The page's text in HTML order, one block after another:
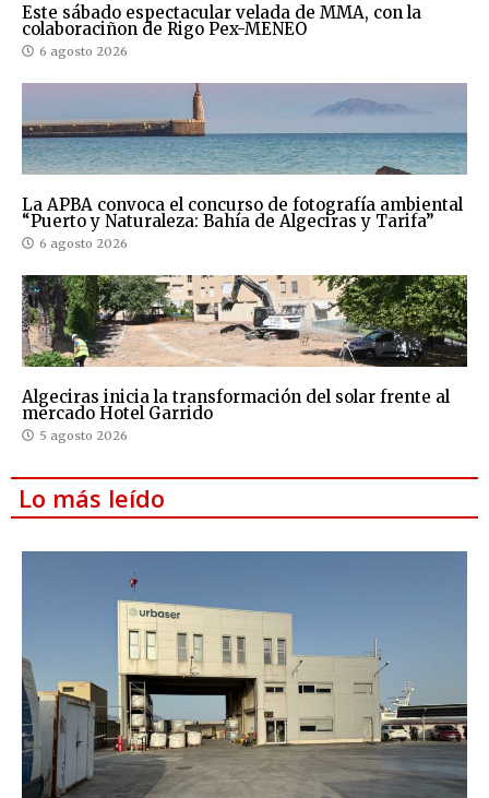
Este sábado espectacular velada de MMA, con la
colaboraciñon de Rigo Pex-MENEO
6 agosto 2026
La APBA convoca el concurso de fotografía ambiental
“Puerto y Naturaleza: Bahía de Algeciras y Tarifa”
6 agosto 2026
Algeciras inicia la transformación del solar frente al
mercado Hotel Garrido
5 agosto 2026
Lo más leído